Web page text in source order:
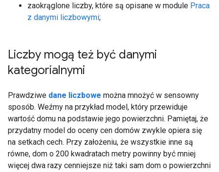
zaokrąglone liczby, które są opisane w module Praca
z danymi liczbowymi;
Liczby mogą też być danymi
kategorialnymi
Prawdziwe dane liczbowe można mnożyć w sensowny
sposób. Weźmy na przykład model, który przewiduje
wartość domu na podstawie jego powierzchni. Pamiętaj, że
przydatny model do oceny cen domów zwykle opiera się
na setkach cech. Przy założeniu, że wszystkie inne są
równe, dom o 200 kwadratach metry powinny być mniej
więcej dwa razy cenniejsze niż taki sam dom o powierzchni